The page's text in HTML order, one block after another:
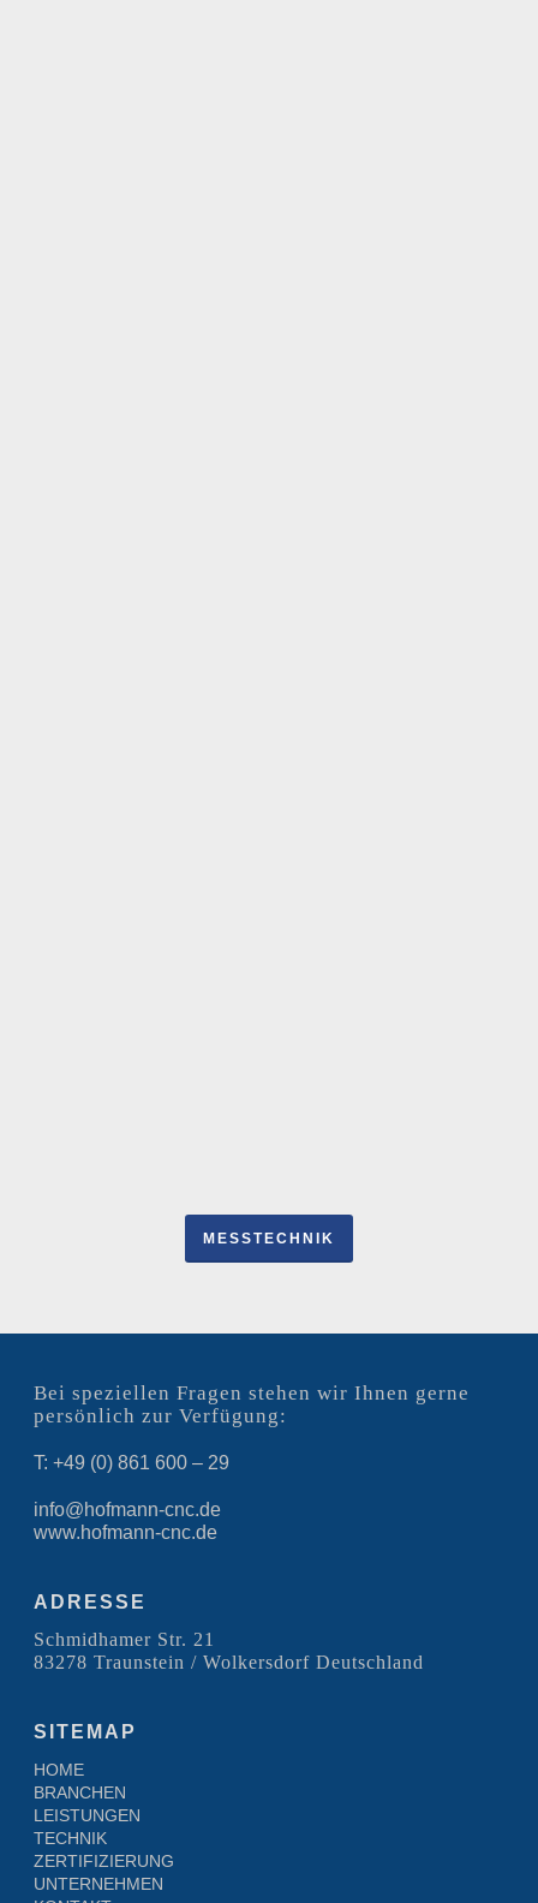
MESSTECHNIK
Bei speziellen Fragen stehen wir Ihnen gerne
persönlich zur Verfügung:
T: +49 (0) 861 600 – 29
info@hofmann-cnc.de
www.hofmann-cnc.de
ADRESSE
Schmidhamer Str. 21
83278 Traunstein / Wolkersdorf Deutschland
SITEMAP
HOME
BRANCHEN
LEISTUNGEN
TECHNIK
ZERTIFIZIERUNG
UNTERNEHMEN